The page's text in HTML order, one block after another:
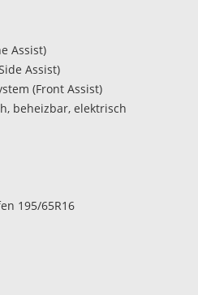
Assist)
Assist)
(Front Assist)
beheizbar, elektrisch
195/65R16